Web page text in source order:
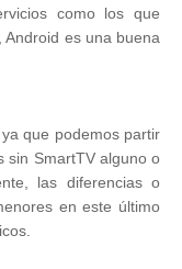
como los que
Android es una buena
que podemos partir
sin SmartTV alguno o
las diferencias o
en este último